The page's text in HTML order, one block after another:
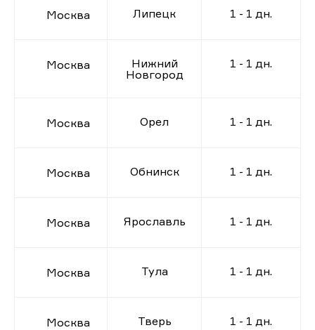
Москва Липецк 1 - 1 дн.
Москва
Нижний
Новгород
1 - 1 дн.
Москва Орел 1 - 1 дн.
Москва Обнинск 1 - 1 дн.
Москва Ярославль 1 - 1 дн.
Москва Тула 1 - 1 дн.
Москва Тверь 1 - 1 дн.